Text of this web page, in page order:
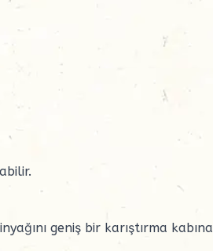
geniş bir karıştırma kabına